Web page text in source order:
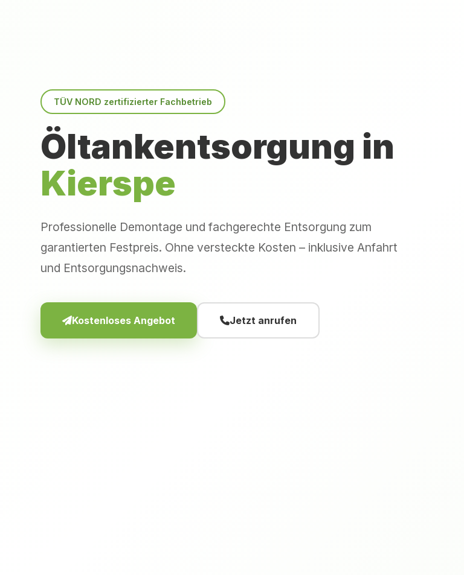
TÜV NORD zertifizierter Fachbetrieb
Öltankentsorgung in
Kierspe
Professionelle Demontage und fachgerechte Entsorgung zum
garantierten Festpreis. Ohne versteckte Kosten – inklusive Anfahrt
und Entsorgungsnachweis.
Kostenloses Angebot Jetzt anrufen